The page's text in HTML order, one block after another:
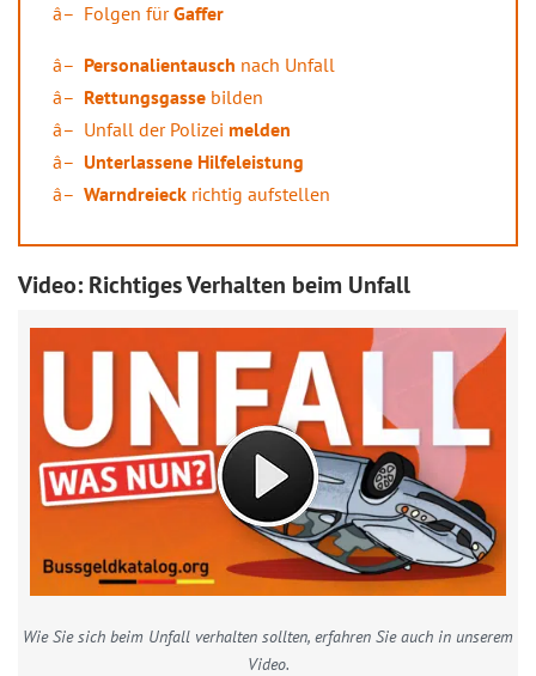
Folgen fürGaffer
Personalientausch nach Unfall
Rettungsgasse bilden
Unfall der Polizei melden
Unterlassene Hilfeleistung
Warndreieck richtig aufstellen
Video: Richtiges Verhalten beim Unfall
Wie Sie sich beim Unfall verhalten sollten, erfahren Sie auch in unserem
Video.